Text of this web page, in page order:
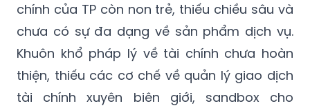
chính của TP còn non trẻ, thiếu chiều sâu và
chưa có sự đa dạng về sản phẩm dịch vụ.
Khuôn khổ pháp lý về tài chính chưa hoàn
thiện, thiếu các cơ chế về quản lý giao dịch
tài chính xuyên biên giới, sandbox cho